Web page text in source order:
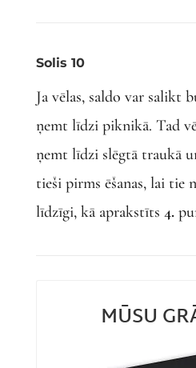
Solis 10
Ja vēlas, saldo var salikt
ņemt līdzi piknikā. Tad
ņemt līdzi slēgtā traukā
tieši pirms ēšanas, lai tie
līdzīgi, kā aprakstīts 4.
MŪSU